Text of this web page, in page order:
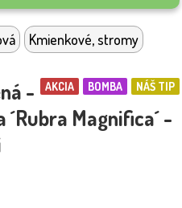
Kmienkové, stromy
NÁŠ TIP
BOMBA
AKCIA
-
Magnifica´ -